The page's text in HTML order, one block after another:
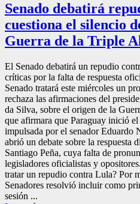
Senado debatirá
cuestiona el silencio
Guerra de la Triple
El Senado debatirá un repudio
críticas por la falta de respuesta
Senado tratará este miércoles un
rechaza las afirmaciones del
da Silva, sobre el origen de la
que afirmara que Paraguay inició
impulsada por el senador Eduardo
abrió un debate sobre la respuesta
Santiago Peña, cuya falta de
legisladores oficialistas y
tratar un repudio contra Lula? Por
Senadores resolvió incluir como
sesión ...